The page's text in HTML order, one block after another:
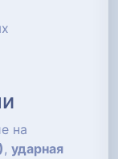
на
, ударная